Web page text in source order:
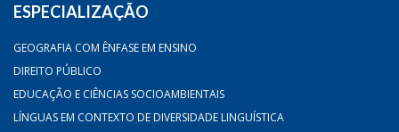
ESPECIALIZAÇÃO
GEOGRAFIA COM ÊNFASE EM ENSINO
DIREITO PÚBLICO
EDUCAÇÃO E CIÊNCIAS SOCIOAMBIENTAIS
LÍNGUAS EM CONTEXTO DE DIVERSIDADE LINGUÍSTICA